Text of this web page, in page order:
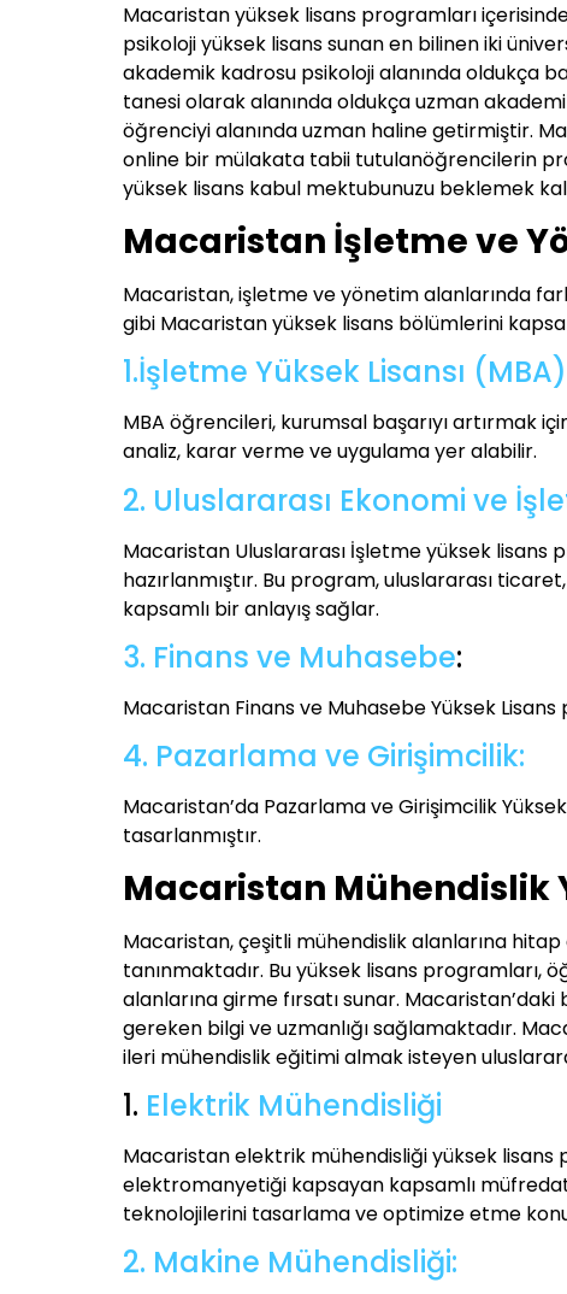
Macaristan yüksek lisans programları
psikoloji yüksek lisans sunan en bilinen iki
akademik kadrosu psikoloji alanında oldukça
tanesi olarak alanında oldukça uzman
öğrenciyi alanında uzman haline getirmiştir.
online bir mülakata tabii tutulanöğrencilerin
yüksek lisans kabul mektubunuzu beklemek
Macaristan İşletme ve
Macaristan, işletme ve yönetim alanlarında
gibi Macaristan yüksek lisans bölümlerini
1.İşletme Yüksek Lisansı
MBA öğrencileri, kurumsal başarıyı artırmak
analiz, karar verme ve uygulama yer alabilir.
2. Uluslararası Ekonomi ve
Macaristan Uluslararası İşletme yüksek lisans
hazırlanmıştır. Bu program, uluslararası
kapsamlı bir anlayış sağlar.
3. Finans ve Muhasebe:
Macaristan Finans ve Muhasebe Yüksek
4. Pazarlama ve Girişimcilik:
Macaristan’da Pazarlama ve Girişimcilik
tasarlanmıştır.
Macaristan Mühendislik
Macaristan, çeşitli mühendislik alanlarına
tanınmaktadır. Bu yüksek lisans
alanlarına girme fırsatı sunar.
gereken bilgi ve uzmanlığı sağlamaktadır.
ileri mühendislik eğitimi almak isteyen
1. Elektrik Mühendisliği
Macaristan elektrik mühendisliği yüksek
elektromanyetiği kapsayan kapsamlı
teknolojilerini tasarlama ve optimize etme
2. Makine Mühendisliği: